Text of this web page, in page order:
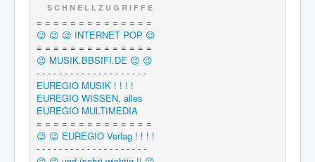
S C H N E L L Z U G R I F F E
= = = = = = = = = = = = = =
😉 😉 😉 INTERNET POP 😉
= = = = = = = = = = = = = =
😉 MUSIK.BBSIFI.DE 😉 😉
- - - - - - - - - - - - - - - - - - - -
EUREGIO MUSIK ! ! ! !
EUREGIO WISSEN, alles
EUREGIO MULTIMEDIA
= = = = = = = = = = = = = =
😉 😉 EUREGIO Verlag ! ! ! !
- - - - - - - - - - - - - - - - - - - -